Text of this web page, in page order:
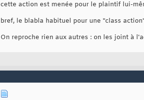
cette action est menée pour le plaintif lui-
bref, le blabla habituel pour une "class
On reproche rien aux autres : on les joint à